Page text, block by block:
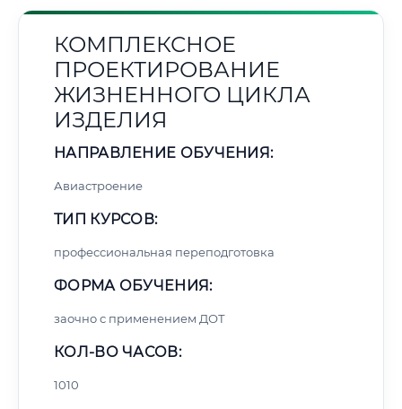
КОМПЛЕКСНОЕ
ПРОЕКТИРОВАНИЕ
ЖИЗНЕННОГО ЦИКЛА
ИЗДЕЛИЯ
НАПРАВЛЕНИЕ ОБУЧЕНИЯ:
Авиастроение
ТИП КУРСОВ:
профессиональная переподготовка
ФОРМА ОБУЧЕНИЯ:
заочно с применением ДОТ
КОЛ-ВО ЧАСОВ:
1010